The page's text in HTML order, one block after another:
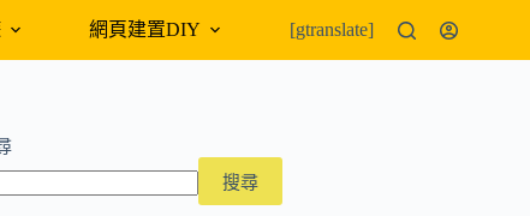
網頁建置DIY 外幣匯率
[gtranslate]
搜尋